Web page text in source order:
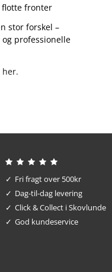
fronter
stor forskel –
professionelle
her.
Fri fragt over 500kr
Dag-til-dag levering
Click & Collect i Skovlunde
God kundeservice